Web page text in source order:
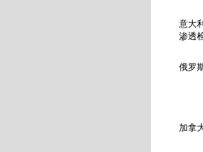
意大
渗透
俄罗
加拿